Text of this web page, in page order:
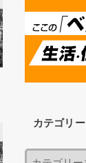
カテゴリー